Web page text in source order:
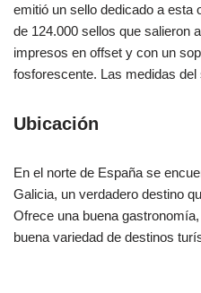
emitió un sello dedicado a esta
de 124.000 sellos que salieron
impresos en offset y con un
fosforescente. Las medidas
Ubicación
En el norte de España se
Galicia, un verdadero destino
Ofrece una buena
buena variedad de destinos